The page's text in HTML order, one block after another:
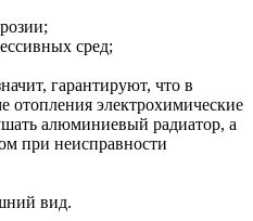
сред;
гарантируют, что в
отопления электрохимические
алюминиевый радиатор, а
при неисправности
вид.